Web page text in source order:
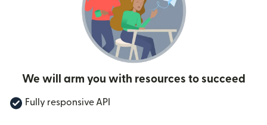
We will arm you with resources to succeed
Fully responsive API